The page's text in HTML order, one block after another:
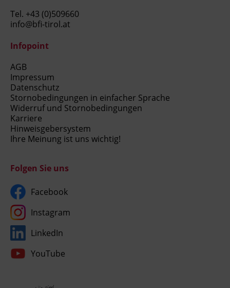
2017) und selbständig in Absprache mit dem
BFI Tirol zu organisieren.
Hinweis
Beginn- und Enddatum des Lehrgangs
können noch geringfügig variieren!
Veranstaltungsort
BFI Tirol Bildungszentrum
6020 Innsbruck
Abschlussinformation
Abschluss laut Verordnung über den
Kinderbetreuungseinrichtungen sowie über
die Ausstellung des Ausbildungsnachweises
Tel. +43 (0)509660
info@bfi-tirol.at
Infopoint
AGB
Impressum
Datenschutz
Stornobedingungen in einfacher Sprache
Widerruf und Stornobedingungen
Karriere
Hinweisgebersystem
Ihre Meinung ist uns wichtig!
Folgen Sie uns
Facebook
Instagram
LinkedIn
YouTube